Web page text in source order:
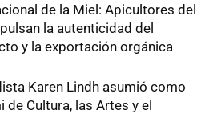
de la Miel: Apicultores del
la autenticidad del
y la exportación orgánica
Karen Lindh asumió como
de Cultura, las Artes y el